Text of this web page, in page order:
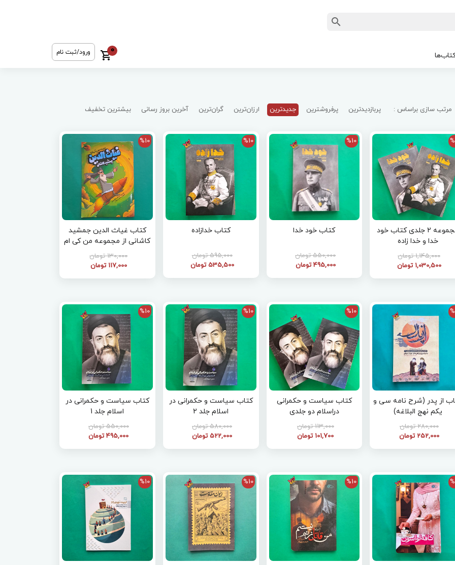
0 ورود/ثبت نام
مرتب سازی براساس : پربازدیدترین پرفروشترین جدیدترین ارزان‌ترین گران‌ترین آخرین بروز رسانی بیشترین تخفیف
مجموعه 2 جلدی کتاب خود
خدا و خدا زاده
1,145,000 تومان
1,030,500 تومان
%10
کتاب خود خدا
550,000 تومان
495,000 تومان
%10
کتاب خدازاده
595,000 تومان
535,500 تومان
%10
کتاب غیاث الدین جمشید
کاشانی از مجموعه من کی ام
130,000 تومان
117,000 تومان
کتاب از پدر (شرح نامه سی و
یکم نهج البلاغه)
280,000 تومان
252,000 تومان
%10
کتاب سیاست و حکمرانی
دراسلام دو جلدی
113,000 تومان
101,700 تومان
%10
کتاب سیاست و حکمرانی در
اسلام جلد 2
580,000 تومان
522,000 تومان
%10
کتاب سیاست و حکمرانی در
اسلام جلد 1
550,000 تومان
495,000 تومان
%10
%10
%10